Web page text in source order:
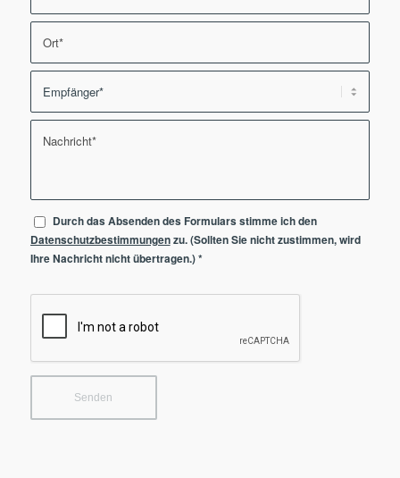
Durch das Absenden des Formulars stimme ich den
Datenschutzbestimmungenzu. (Sollten Sie nicht zustimmen, wird
Ihre Nachricht nicht übertragen.)*